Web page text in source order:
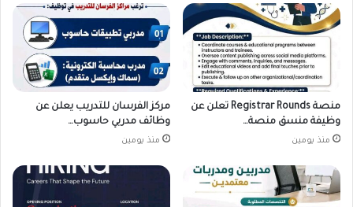
منصة Registrar Rounds تعلن عن
وظيفة منسق منصة…
منذ يومين
مركز الفرسان للتدريب يعلن عن
وظائف مدربي حاسوب…
منذ يومين